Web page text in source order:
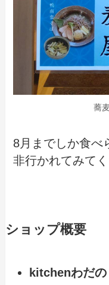
蕎
8月までしか食べ
非行かれてみて
ショップ概要
kitchenわだの